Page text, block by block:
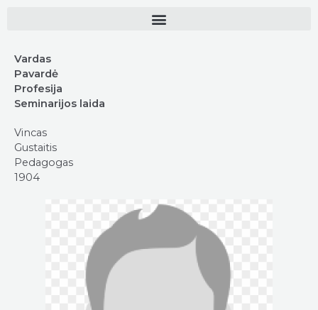
Vardas
Pavardė
Profesija
Seminarijos laida
Vincas
Gustaitis
Pedagogas
1904